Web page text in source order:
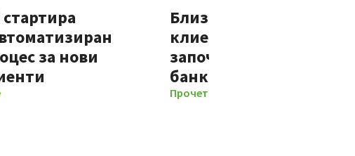
за нови
Близо 70% от новите
клиенти на Банка ДСК
започват отношенията
банката изцяло
Прочети повече